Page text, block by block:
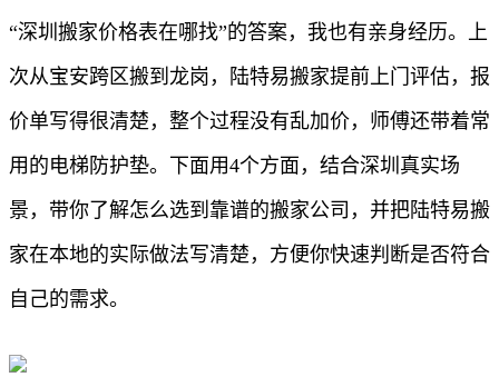
“深圳搬家价格表在哪找”的答案，我也有亲身经历。上
次从宝安跨区搬到龙岗，陆特易搬家提前上门评估，报
价单写得很清楚，整个过程没有乱加价，师傅还带着常
用的电梯防护垫。下面用4个方面，结合深圳真实场
景，带你了解怎么选到靠谱的搬家公司，并把陆特易搬
家在本地的实际做法写清楚，方便你快速判断是否符合
自己的需求。